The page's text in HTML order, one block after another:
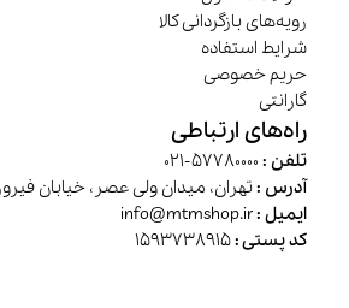
رویه‌های بازگردانی کالا
شرایط استفاده
حریم خصوصی
گارانتی
راه‌های ارتباطی
تلفن :
آدرس :تهران، میدان ولی عصر، خیابان فیروزه، پلاک
ایمیل :
کد پستی :